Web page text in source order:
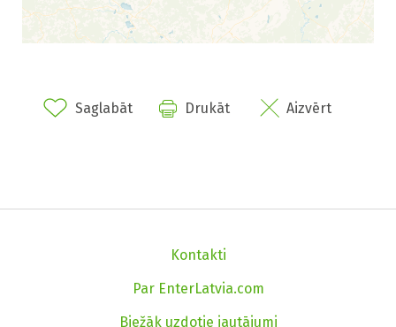
Saglabāt Drukāt Aizvērt
Kontakti
Par EnterLatvia.com
Biežāk uzdotie jautājumi